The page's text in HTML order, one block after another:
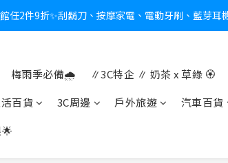
新會員送$100購物金✨再享消費回饋無極限
新會員送$100購物金✨再享消費回饋無極限
梅雨季必備🌧️ ∥3C特企 ∥ 奶茶 x 草綠 🏵
百貨 3C周邊 戶外旅遊 汽車百貨